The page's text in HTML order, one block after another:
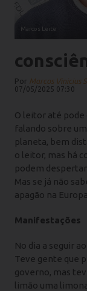
Marcos Leite
Por Marcos Vinicius
07/05/2025 07:30
O leitor até
falando sobre
planeta, bem
o leitor, mas há
podem
Mas se já não
apagão na
Manifestações
No dia a seguir
Teve gente que
governo, mas
limão uma